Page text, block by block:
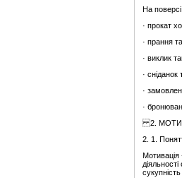
На поверсі
· прокат
· прання
· виклик
·
·
·
2.
2. 1.
Мотивація